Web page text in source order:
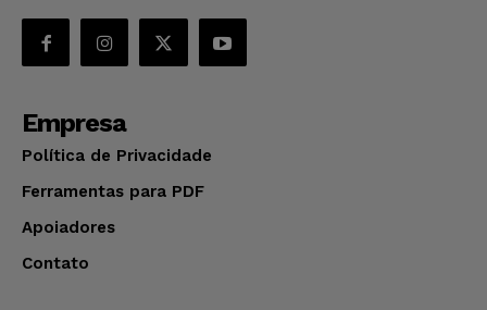
Empresa
Política de Privacidade
Ferramentas para PDF
Apoiadores
Contato